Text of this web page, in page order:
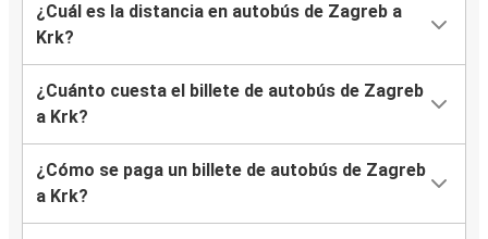
¿Cuál es la distancia en autobús de Zagreb a
Krk?
¿Cuánto cuesta el billete de autobús de Zagreb
a Krk?
¿Cómo se paga un billete de autobús de Zagreb
a Krk?